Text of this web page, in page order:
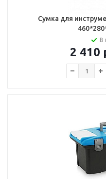
Сумка для
В
2 410